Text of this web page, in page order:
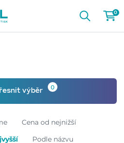
0
výběr 0
Cena od nejnižší
Podle názvu